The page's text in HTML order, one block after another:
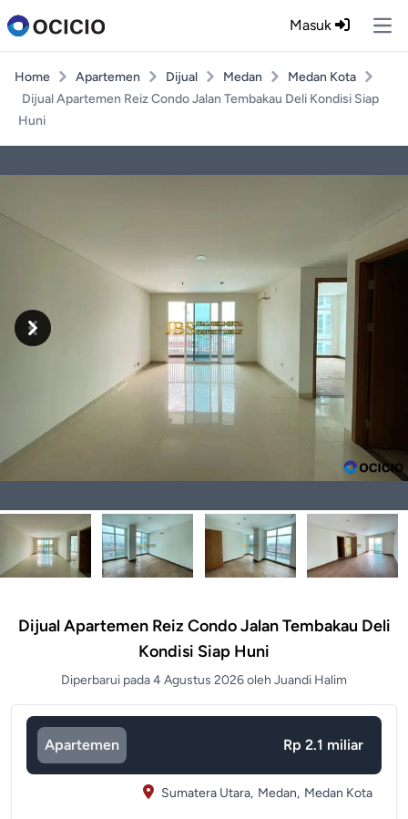
Masuk
Home Apartemen Dijual Medan
Medan Kota
Dijual Apartemen Reiz Condo Jalan Tembakau Deli Kondisi Siap
Huni
Previous
Next
Dijual Apartemen Reiz Condo Jalan Tembakau Deli
Kondisi Siap Huni
Diperbarui pada 4 Agustus 2026 oleh Juandi Halim
Apartemen Rp 2.1 miliar
Sumatera Utara, Medan, Medan Kota